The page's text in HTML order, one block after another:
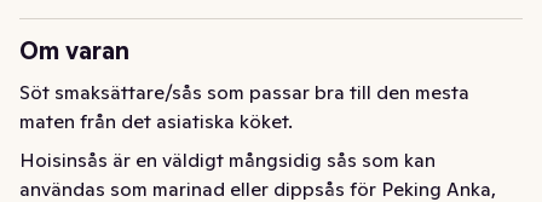
Om varan
Söt smaksättare/sås som passar bra till den mesta
maten från det asiatiska köket.
Hoisinsås är en väldigt mångsidig sås som kan
användas som marinad eller dippsås för Peking Anka,